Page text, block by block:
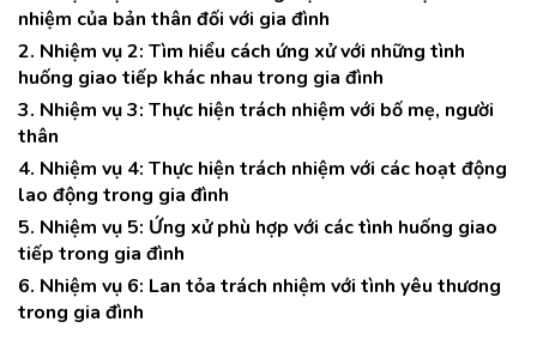
nhiệm của bản thân đối với gia đình
2. Nhiệm vụ 2: Tìm hiểu cách ứng xử với những tình
huống giao tiếp khác nhau trong gia đình
3. Nhiệm vụ 3: Thực hiện trách nhiệm với bố mẹ, người
thân
4. Nhiệm vụ 4: Thực hiện trách nhiệm với các hoạt động
lao động trong gia đình
5. Nhiệm vụ 5: Ứng xử phù hợp với các tình huống giao
tiếp trong gia đình
6. Nhiệm vụ 6: Lan tỏa trách nhiệm với tình yêu thương
trong gia đình